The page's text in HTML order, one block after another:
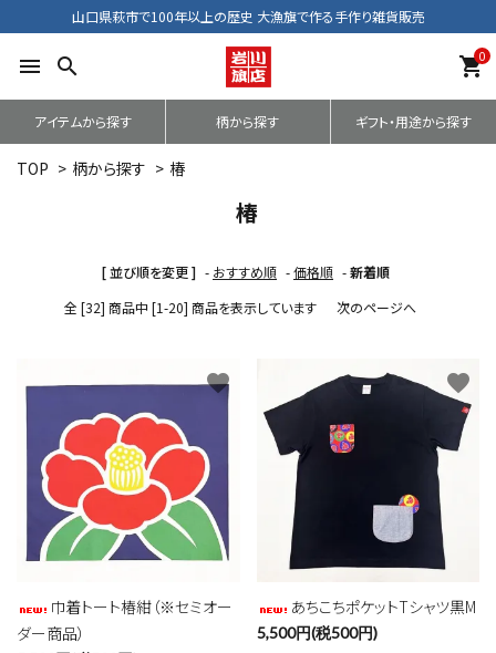
山口県萩市で100年以上の歴史 大漁旗で作る手作り雑貨販売
menu search 0
shopping_cart
アイテムから探す 柄から探す ギフト・用途から探す
TOP > 柄から探す > 椿
椿
[ 並び順を変更 ] - おすすめ順 -価格順 -新着順
全 [32] 商品中 [1-20] 商品を表示しています
次のページへ
巾着トート椿紺（※セミオー
ダー商品）
favorite
あちこちポケットTシャツ黒M
5,500円(税500円)
favorite